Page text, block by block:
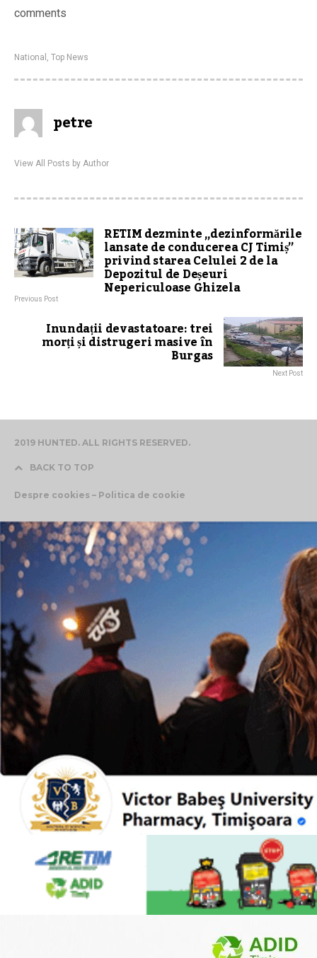
comments
National , Top News
petre
View All Posts by Author
RETIM dezminte „dezinformările
lansate de conducerea CJ Timiș”
privind starea Celulei 2 de la
Depozitul de Deșeuri
Nepericuloase Ghizela
Previous Post
Inundații devastatoare: trei
morți și distrugeri masive în
Burgas
Next Post
2019 HUNTED. ALL RIGHTS RESERVED.
BACK TO TOP
Despre cookies – Politica de cookie